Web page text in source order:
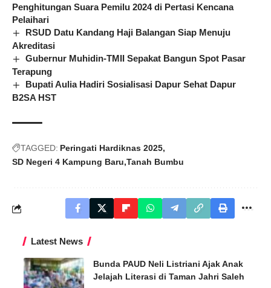
Penghitungan Suara Pemilu 2024 di Pertasi Kencana
Pelaihari
RSUD Datu Kandang Haji Balangan Siap Menuju
Akreditasi
Gubernur Muhidin-TMII Sepakat Bangun Spot Pasar
Terapung
Bupati Aulia Hadiri Sosialisasi Dapur Sehat Dapur
B2SA HST
TAGGED: Peringati Hardiknas 2025
SD Negeri 4 Kampung Baru Tanah Bumbu
Latest News
Bunda PAUD Neli Listriani Ajak Anak
Jelajah Literasi di Taman Jahri Saleh